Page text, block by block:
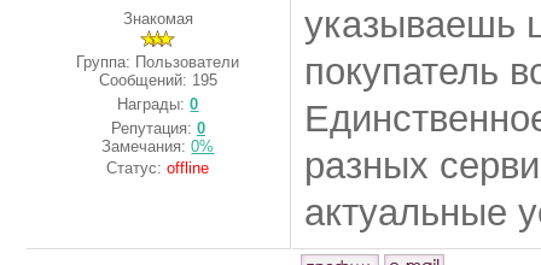
Знакомая
Группа: Пользователи
Сообщений: 195
Награды:0
Репутация: 0
Замечания:0%
Статус:offline
указываешь
покупатель
разных
актуальные